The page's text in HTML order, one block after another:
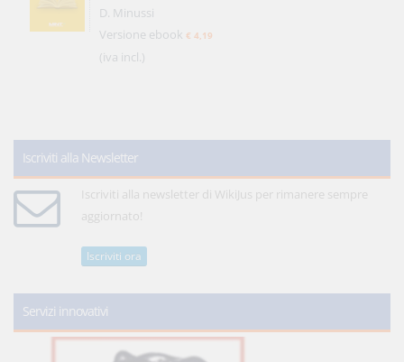
D. Minussi
Versione ebook € 4,19
(iva incl.)
Iscriviti alla Newsletter
Iscriviti alla newsletter di WikiJus per rimanere sempre
aggiornato!
Iscriviti ora
Servizi innovativi